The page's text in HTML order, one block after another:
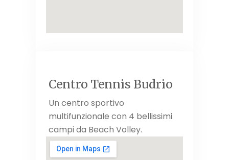
Centro Tennis Budrio
Un centro sportivo
multifunzionale con 4 bellissimi
campi da Beach Volley.